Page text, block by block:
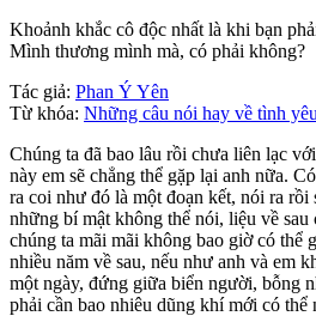
Khoảnh khắc cô độc nhất là khi bạn
Mình thương mình mà, có phải không?
Tác giả: Phan Ý Yên
Từ khóa: Những câu nói hay về tình yêu
Chúng ta đã bao lâu rồi chưa liên lạc
này em sẽ chẳng thể gặp lại anh nữa.
ra coi như đó là một đoạn kết, nói ra rồi
những bí mật không thể nói, liệu về
chúng ta mãi mãi không bao giờ có thể
nhiều năm về sau, nếu như anh và em
một ngày, đứng giữa biển người, bỗng
phải cần bao nhiêu dũng khí mới có thể